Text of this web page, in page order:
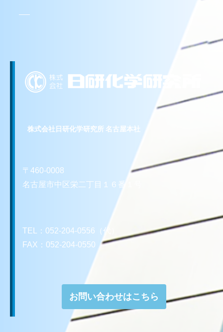
株式会社日研化学研究所 名古屋本社
〒460-0008
名古屋市中区栄二丁目１６番１号
TEL：052-204-0556（代）
FAX：052-204-0550
お問い合わせはこちら
お問い合わせはこちら